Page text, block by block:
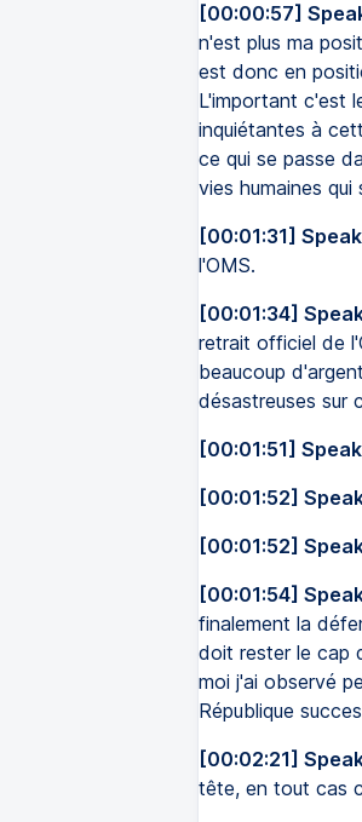
[00:00:57]
n'est plus ma
est donc en
L'important c'est
inquiétantes à
ce qui se passe
vies humaines
[00:01:31]
l'OMS.
[00:01:34]
retrait officiel de
beaucoup
désastreuses sur
[00:01:51]
[00:01:52]
[00:01:52]
[00:01:54]
finalement la
doit rester le cap
moi j'ai observé
République
[00:02:21]
tête, en tout cas